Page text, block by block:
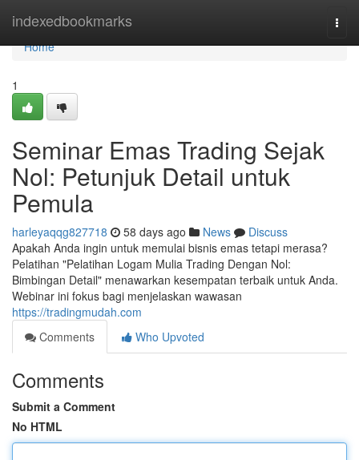
indexedbookmarks
Home
Home
1
Seminar Emas Trading Sejak
Nol: Petunjuk Detail untuk
Pemula
harleyaqqg827718 58 days ago News
Discuss
Apakah Anda ingin untuk memulai bisnis emas tetapi merasa?
Pelatihan "Pelatihan Logam Mulia Trading Dengan Nol:
Bimbingan Detail" menawarkan kesempatan terbaik untuk Anda.
Webinar ini fokus bagi menjelaskan wawasan
https://tradingmudah.com
Comments
Who Upvoted
Comments
Submit a Comment
No HTML